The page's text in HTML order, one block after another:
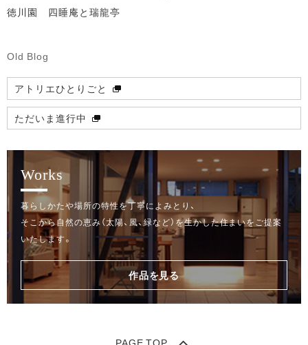
徳川園 四睡庵と瑞龍亭
Old Blog
アトリエひとりごと
ただいま進行中
Works
暮らしかたや場所の特性を丁寧によみとり、
そこから自然の恵み（太陽、風、緑など）を生かした住まいをご提案
いたします。
作品を見る
PAGE TOP